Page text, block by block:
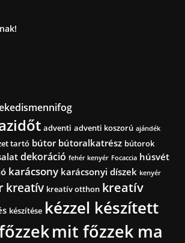
adventi adventi koszorú ajándék
tartó bútor bútoralkatrész bútorok
dekoráció fehér kenyér Focaccia húsvét
karácsony karácsonyi díszek kenyér
kreatív kreatív otthon kreatív
készítése kézzel készített
mit főzzek ma